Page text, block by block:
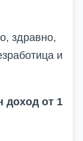
здравно,
и
доход от 1